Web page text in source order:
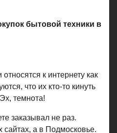
бытовой техники в
к интернету как
что их кто-то кинуть
темнота!
заказывал не раз.
сайтах, а в Подмосковье.